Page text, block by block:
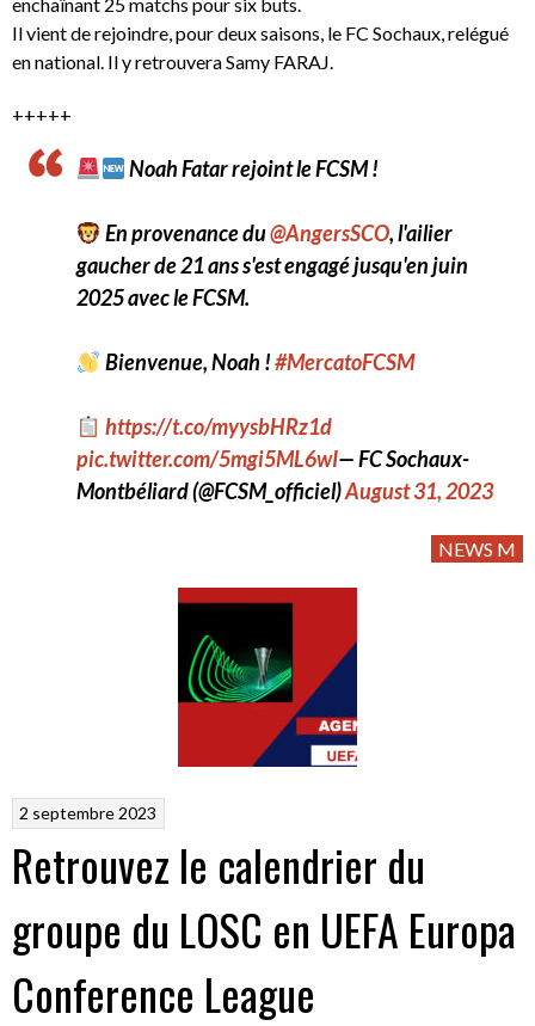
Il vient de rejoindre, pour deux saisons, le FC Sochaux, relégué
en national. Il y retrouvera Samy FARAJ.
+++++
Noah Fatar rejoint le FCSM !
En provenance du@AngersSCO, l'ailier
gaucher de 21 ans s'est engagé jusqu'en juin
2025 avec le FCSM.
Bienvenue, Noah !#MercatoFCSM
https://t.co/myysbHRz1d
pic.twitter.com/5mgi5ML6wI— FC Sochaux-
Montbéliard (@FCSM_officiel)August 31, 2023
NEWS M
2 septembre 2023
Retrouvez le calendrier du
groupe du LOSC en UEFA Europa
Conference League